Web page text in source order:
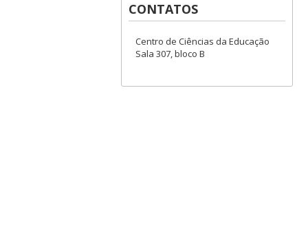
CONTATOS
Centro de Ciências da Educação
Sala 307, bloco B